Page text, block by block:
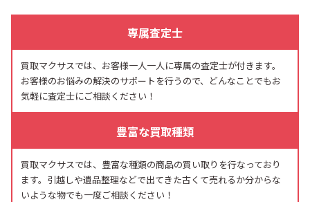
専属査定士
買取マクサスでは、お客様一人一人に専属の査定士が付きます。
お客様のお悩みの解決のサポートを行うので、どんなことでもお
気軽に査定士にご相談ください！
豊富な買取種類
買取マクサスでは、豊富な種類の商品の買い取りを行なっており
ます。引越しや遺品整理などで出てきた古くて売れるか分からな
いような物でも一度ご相談ください！